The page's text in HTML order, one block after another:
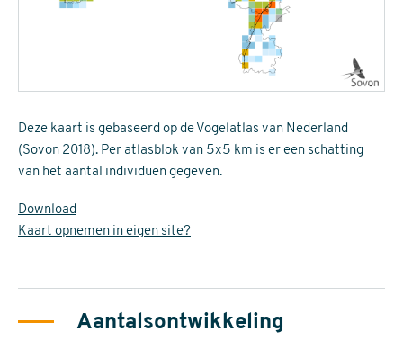
Deze kaart is gebaseerd op de Vogelatlas van Nederland
(Sovon 2018). Per atlasblok van 5x5 km is er een schatting
van het aantal individuen gegeven.
Download
Kaart opnemen in eigen site?
Aantalsontwikkeling